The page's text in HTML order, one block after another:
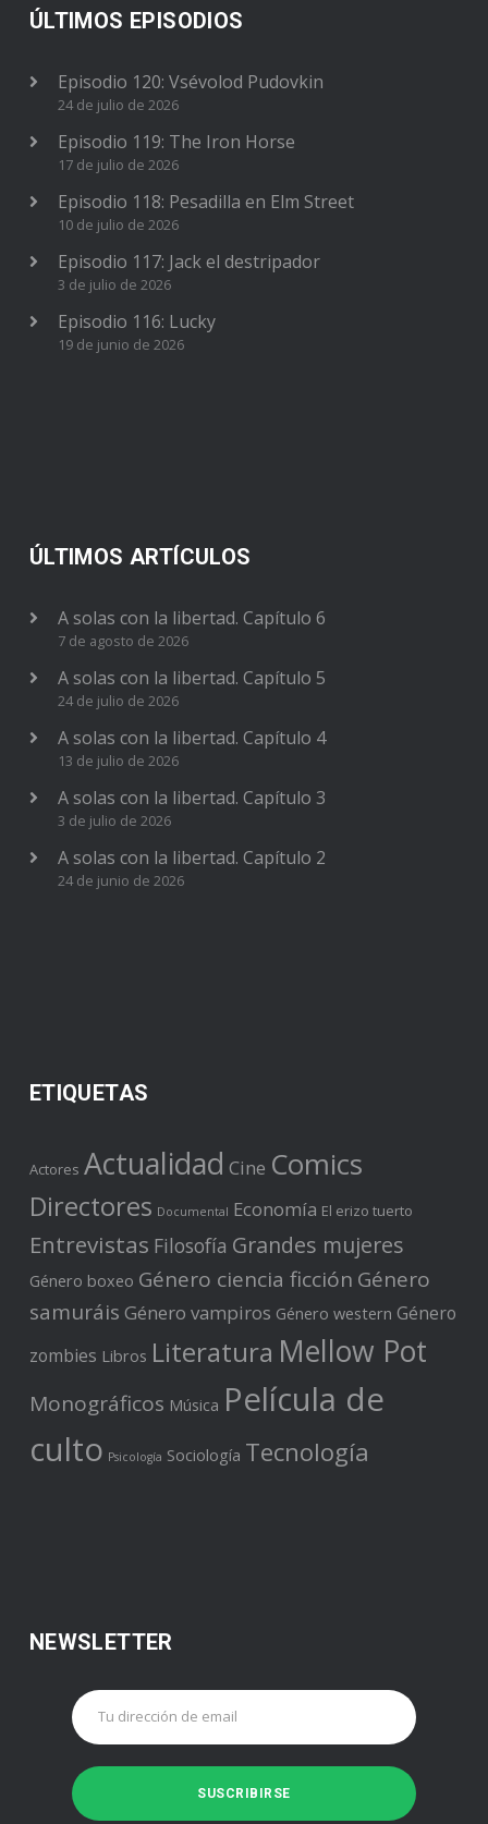
ÚLTIMOS EPISODIOS
Episodio 120: Vsévolod Pudovkin
24 de julio de 2026
Episodio 119: The Iron Horse
17 de julio de 2026
Episodio 118: Pesadilla en Elm Street
10 de julio de 2026
Episodio 117: Jack el destripador
3 de julio de 2026
Episodio 116: Lucky
19 de junio de 2026
ÚLTIMOS ARTÍCULOS
A solas con la libertad. Capítulo 6
7 de agosto de 2026
A solas con la libertad. Capítulo 5
24 de julio de 2026
A solas con la libertad. Capítulo 4
13 de julio de 2026
A solas con la libertad. Capítulo 3
3 de julio de 2026
A solas con la libertad. Capítulo 2
24 de junio de 2026
ETIQUETAS
Actores Actualidad Cine Comics
Directores Documental Economía El erizo tuerto
Entrevistas Filosofía Grandes mujeres
Género boxeo Género ciencia ficción Género
samuráis Género vampiros Género western Género
zombies Libros Literatura Mellow Pot
Monográficos Música Película de
culto Psicología Sociología Tecnología
NEWSLETTER